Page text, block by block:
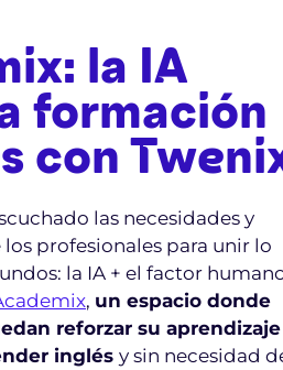
la IA
formación
con
las necesidades y
profesionales para unir lo
la IA + el factor
, un espacio donde
reforzar su aprendizaje
inglés y sin necesidad